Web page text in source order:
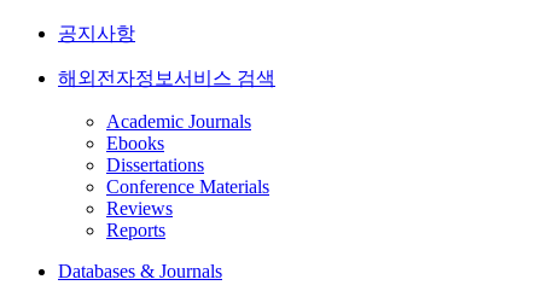
공지사항
해외전자정보서비스 검색
Academic Journals
Ebooks
Dissertations
Conference Materials
Reviews
Reports
Databases & Journals